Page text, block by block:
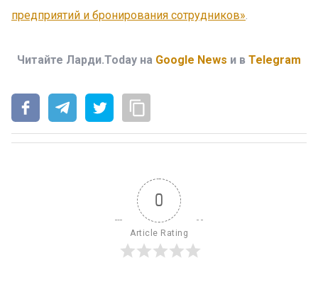
предприятий и бронирования сотрудников».
Читайте Ларди.Today на Google News и в Telegram
0
Article Rating